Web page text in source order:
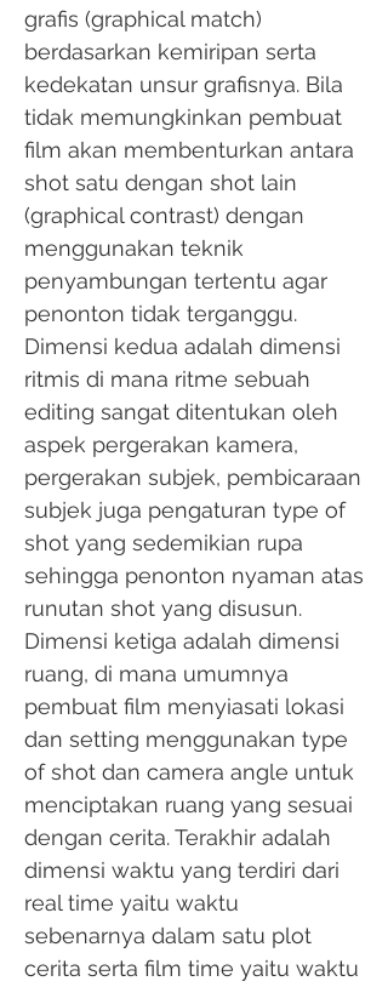
grafis (graphical match)
berdasarkan kemiripan serta
kedekatan unsur grafisnya. Bila
tidak memungkinkan pembuat
film akan membenturkan antara
shot satu dengan shot lain
(graphical contrast) dengan
menggunakan teknik
penyambungan tertentu agar
penonton tidak terganggu.
Dimensi kedua adalah dimensi
ritmis di mana ritme sebuah
editing sangat ditentukan oleh
aspek pergerakan kamera,
pergerakan subjek, pembicaraan
subjek juga pengaturan type of
shot yang sedemikian rupa
sehingga penonton nyaman atas
runutan shot yang disusun.
Dimensi ketiga adalah dimensi
ruang, di mana umumnya
pembuat film menyiasati lokasi
dan setting menggunakan type
of shot dan camera angle untuk
menciptakan ruang yang sesuai
dengan cerita. Terakhir adalah
dimensi waktu yang terdiri dari
real time yaitu waktu
sebenarnya dalam satu plot
cerita serta film time yaitu waktu